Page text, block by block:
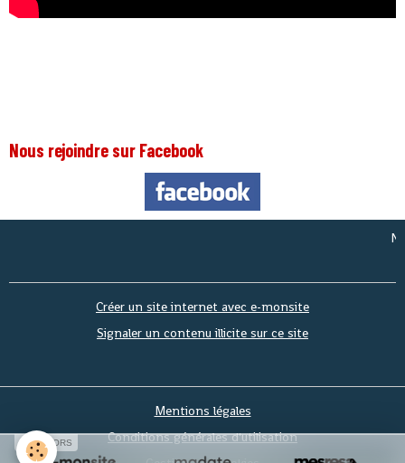
Nous rejoindre sur Facebook
Nous
Créer un site internet avec e-monsite
Signaler un contenu illicite sur ce site
Mentions légales
Conditions générales d'utilisation
SPONSORS